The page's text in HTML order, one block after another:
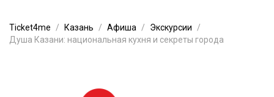
Ticket4me Казань Афиша
Экскурсии
Душа Казани: национальная кухня и секреты города